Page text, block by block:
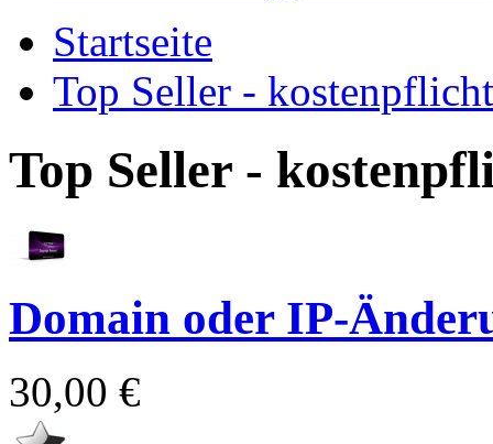
Startseite
Top Seller -
Top Seller -
Domain oder IP-
30,00 €